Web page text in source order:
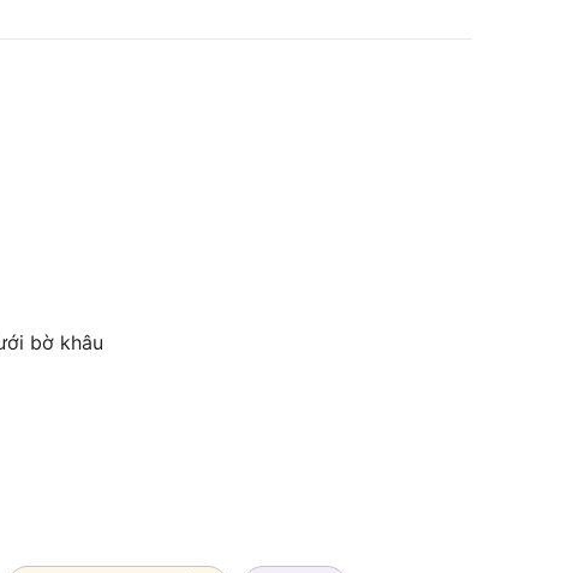
bờ khâu